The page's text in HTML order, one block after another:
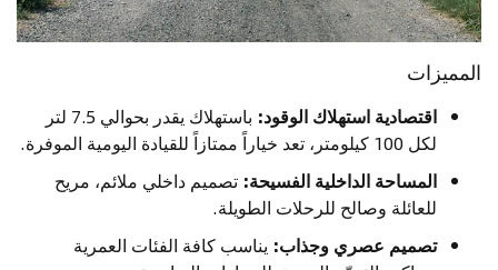
المميزات
اقتصادية استهلاك الوقود:
باستهلاك يقدر بحوالي 7.5 لتر
لكل 100 كيلومتر، تعد خياراً ممتازاً للقيادة اليومية الموفرة.
المساحة الداخلية الفسيحة: تصميم داخلي ملائم، مريح
للعائلة وصالح للرحلات الطويلة.
تصميم عصري وجذاب: يناسب كافة الفئات العمرية